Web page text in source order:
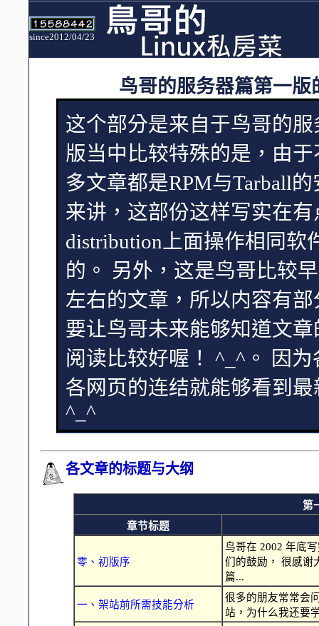
since2012/04/23
鸟哥的服务器篇第一版
这个部分是来自于鸟哥的
版当中比较特殊的是，由
多文章都是RPM与Tarball
来讲，这部份这样写实在
distribution上面操作相同软
的。 另外，这是鸟哥比较
左右的文章，所以内容有
要让鸟哥未来能够知道文
阅读比较好喔！ ^_^。 因
各网页的连结就能够看到
^_^
各文章的标题与大纲
第
章节标题
零、初版序
鸟哥在 2002 年底
们的鼓励， 很感谢
篇...
一、架站前所需技能分析
很多的朋友常常会
站，为什么我还要